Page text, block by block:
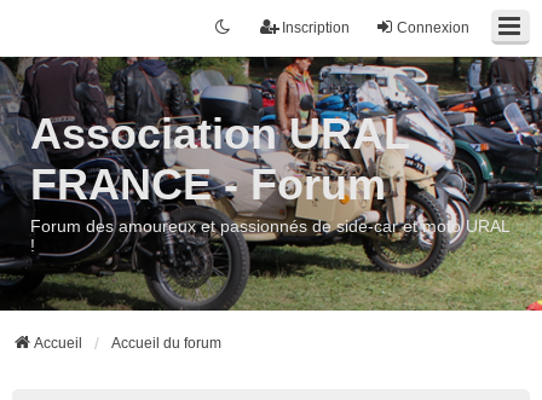
Connexion
Inscription
Association URAL
FRANCE - Forum
Forum des amoureux et passionnés de side-car et moto URAL
!
Accueil Accueil du forum